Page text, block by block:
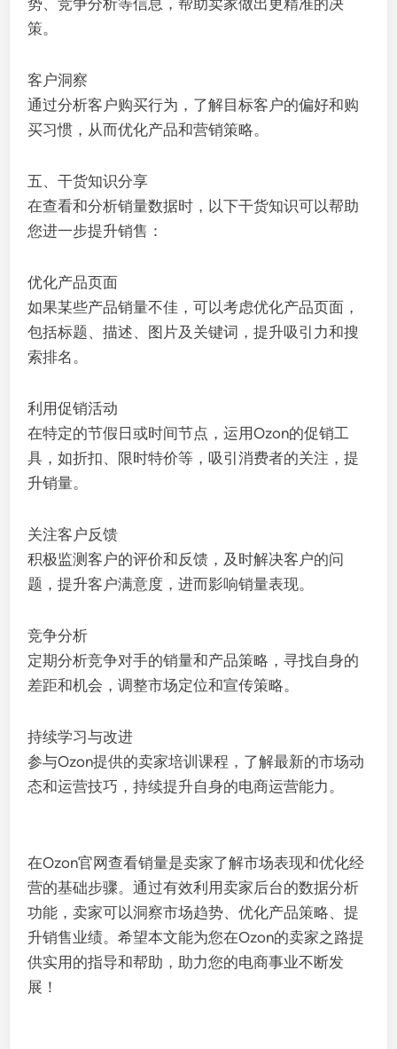
势、竞争分析等信息，帮助卖家做出更精准的决
策。
客户洞察
通过分析客户购买行为，了解目标客户的偏好和购
买习惯，从而优化产品和营销策略。
五、干货知识分享
在查看和分析销量数据时，以下干货知识可以帮助
您进一步提升销售：
优化产品页面
如果某些产品销量不佳，可以考虑优化产品页面，
包括标题、描述、图片及关键词，提升吸引力和搜
索排名。
利用促销活动
在特定的节假日或时间节点，运用Ozon的促销工
具，如折扣、限时特价等，吸引消费者的关注，提
升销量。
关注客户反馈
积极监测客户的评价和反馈，及时解决客户的问
题，提升客户满意度，进而影响销量表现。
竞争分析
定期分析竞争对手的销量和产品策略，寻找自身的
差距和机会，调整市场定位和宣传策略。
持续学习与改进
参与Ozon提供的卖家培训课程，了解最新的市场动
态和运营技巧，持续提升自身的电商运营能力。
在Ozon官网查看销量是卖家了解市场表现和优化经
营的基础步骤。通过有效利用卖家后台的数据分析
功能，卖家可以洞察市场趋势、优化产品策略、提
升销售业绩。希望本文能为您在Ozon的卖家之路提
供实用的指导和帮助，助力您的电商事业不断发
展！